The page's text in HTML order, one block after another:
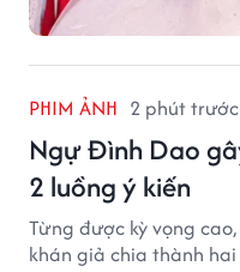
PHIM ẢNH 2 phút trước
Ngự Đình Dao
2 luồng ý kiến
Từng được kỳ vọng
khán giả chia thành